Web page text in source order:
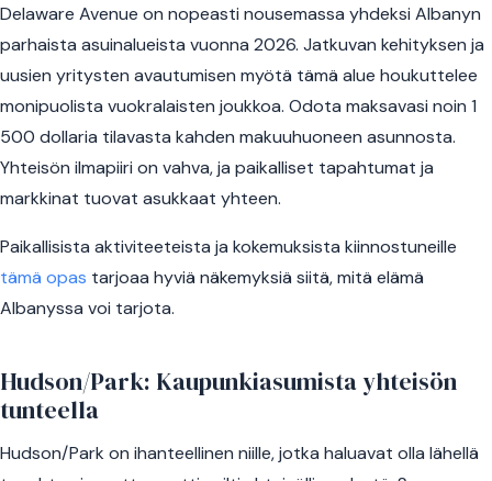
Delaware Avenue on nopeasti nousemassa yhdeksi Albanyn
parhaista asuinalueista vuonna 2026. Jatkuvan kehityksen ja
uusien yritysten avautumisen myötä tämä alue houkuttelee
monipuolista vuokralaisten joukkoa. Odota maksavasi noin 1
500 dollaria tilavasta kahden makuuhuoneen asunnosta.
Yhteisön ilmapiiri on vahva, ja paikalliset tapahtumat ja
markkinat tuovat asukkaat yhteen.
Paikallisista aktiviteeteista ja kokemuksista kiinnostuneille
tämä opas tarjoaa hyviä näkemyksiä siitä, mitä elämä
Albanyssa voi tarjota.
Hudson/Park: Kaupunkiasumista yhteisön
tunteella
Hudson/Park on ihanteellinen niille, jotka haluavat olla lähellä